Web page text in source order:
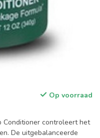
Op voorraad
Conditioner controleert het
De uitgebalanceerde